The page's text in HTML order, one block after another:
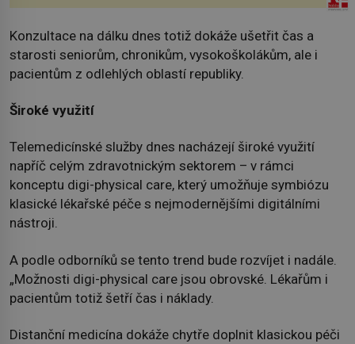
Konzultace na dálku dnes totiž dokáže ušetřit čas a
starosti seniorům, chronikům, vysokoškolákům, ale i
pacientům z odlehlých oblastí republiky.
Široké využití
Telemedicínské služby dnes nacházejí široké využití
napříč celým zdravotnickým sektorem – v rámci
konceptu digi-physical care, který umožňuje symbiózu
klasické lékařské péče s nejmodernějšími digitálními
nástroji.
A podle odborníků se tento trend bude rozvíjet i nadále.
„Možnosti digi-physical care jsou obrovské. Lékařům i
pacientům totiž šetří čas i náklady.
Distanční medicína dokáže chytře doplnit klasickou péči